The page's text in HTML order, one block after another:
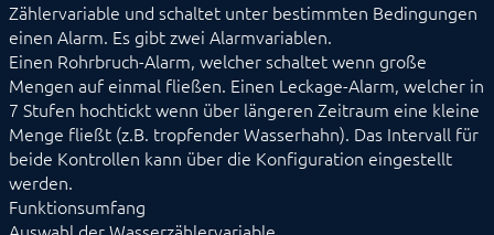
Dynamische E-Mail
FertigMelder
IMAP
MediaPlayer
POP3
Popup Modul
SMS
SMTP
Spotify
Störungsmanager
SymconReport
Zählervariable und schaltet unter bestimmten Bedingungen
einen Alarm. Es gibt zwei Alarmvariablen.
Einen Rohrbruch-Alarm, welcher schaltet wenn große
Mengen auf einmal fließen. Einen Leckage-Alarm, welcher in
7 Stufen hochtickt wenn über längeren Zeitraum eine kleine
Menge fließt (z.B. tropfender Wasserhahn). Das Intervall für
beide Kontrollen kann über die Konfiguration eingestellt
werden.
Funktionsumfang